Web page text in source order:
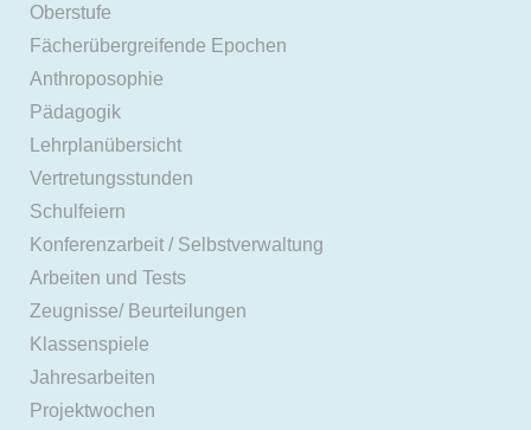
Oberstufe
Fächerübergreifende Epochen
Anthroposophie
Pädagogik
Lehrplanübersicht
Vertretungsstunden
Schulfeiern
Konferenzarbeit / Selbstverwaltung
Arbeiten und Tests
Zeugnisse/ Beurteilungen
Klassenspiele
Jahresarbeiten
Projektwochen